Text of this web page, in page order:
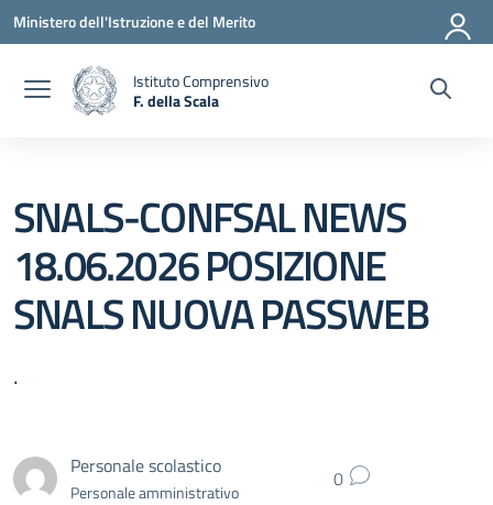
Vai ai contenuti
Vai al menu di navigazione
Vai al footer
Ministero dell'Istruzione e del Merito
Istituto Comprensivo
F. della Scala
SNALS-CONFSAL NEWS
18.06.2026 POSIZIONE
SNALS NUOVA PASSWEB
.
Personale scolastico
Personale amministrativo 0